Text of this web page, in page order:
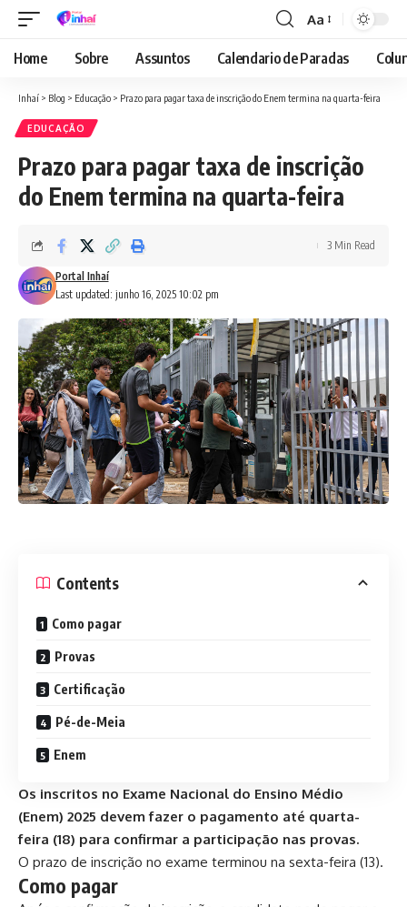
Font
Resizer
Aa
Home Sobre Assuntos Calendario de Paradas
Inhaí > Blog > Educação > Prazo para pagar taxa de inscrição do Enem termina na quarta-feira
EDUCAÇÃO
Prazo para pagar taxa de inscrição
do Enem termina na quarta-feira
Last updated: junho 16, 2025 10:02 pm
Portal Inhaí
3 Min Read
Contents
Como pagar
Provas
Certificação
Pé-de-Meia
Enem
Os inscritos no Exame Nacional do Ensino Médio
(Enem) 2025 devem fazer o pagamento até quarta-
feira (18) para confirmar a participação nas provas.
O prazo de inscrição no exame terminou na sexta-feira (13).
Como pagar